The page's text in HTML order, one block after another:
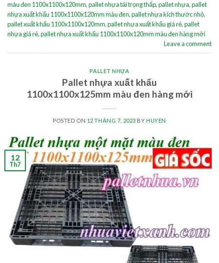
màu đen 1100x1100x120mm,pallet nhựa tải trọng thấp,pallet nhựa,pallet
nhựa xuất khẩu 1100x1100x120mm màu đen,pallet nhựa kích thước nhỏ,
pallet xuất khẩu 1100x1100x120mm,pallet nhựa xuất khẩu giá rẻ,pallet
nhựa giá rẻ,pallet nhựa xuất khẩu 1100x1100x120mm màu đen hàng mới
Leave a comment
PALLET NHỰA
Pallet nhựa xuất khẩu
1100x1100x125mm màu đen hàng mới
POSTED ON 12 THÁNG 7, 2023 BY HUYEN
12
Th7